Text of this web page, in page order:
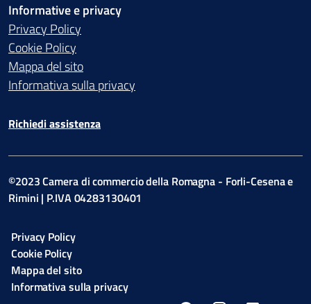
Informative e privacy
Privacy Policy
Cookie Policy
Mappa del sito
Informativa sulla privacy
Richiedi assistenza
©2023 Camera di commercio della Romagna - Forli-Cesena e
Rimini | P.IVA 04283130401
Privacy Policy
Cookie Policy
Mappa del sito
Informativa sulla privacy